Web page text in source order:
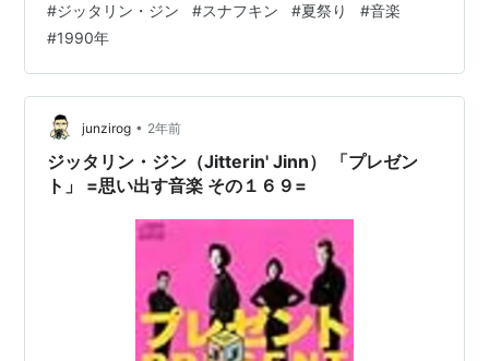
ときたわけですから、当然「夏祭り」とスルーするわけ
にはいきません！（すいません、ダジャレをかましてし
まいました） リリースが、1990年8月で翌月にリリース
されたアルバム「パンチアウト」に収録されています。
個人的にこれまで紹介したジッタリン・ジンの３曲の中
であれば、この曲がいちばん好きな…
#ジッタリン・ジン #スナフキン #夏祭り #音楽
#1990年
junzirog • 2年前
ジッタリン・ジン（Jitterin' Jinn） 「プレゼン
ト」 =思い出す音楽 その１６９=